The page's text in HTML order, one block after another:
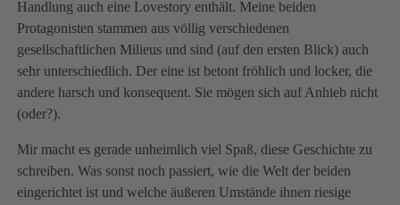
Handlung auch eine Lovestory enthält. Meine beiden
Protagonisten stammen aus völlig verschiedenen
gesellschaftlichen Milieus und sind (auf den ersten Blick) auch
sehr unterschiedlich. Der eine ist betont fröhlich und locker, die
andere harsch und konsequent. Sie mögen sich auf Anhieb nicht
(oder?).
Mir macht es gerade unheimlich viel Spaß, diese Geschichte zu
schreiben. Was sonst noch passiert, wie die Welt der beiden
eingerichtet ist und welche äußeren Umstände ihnen riesige